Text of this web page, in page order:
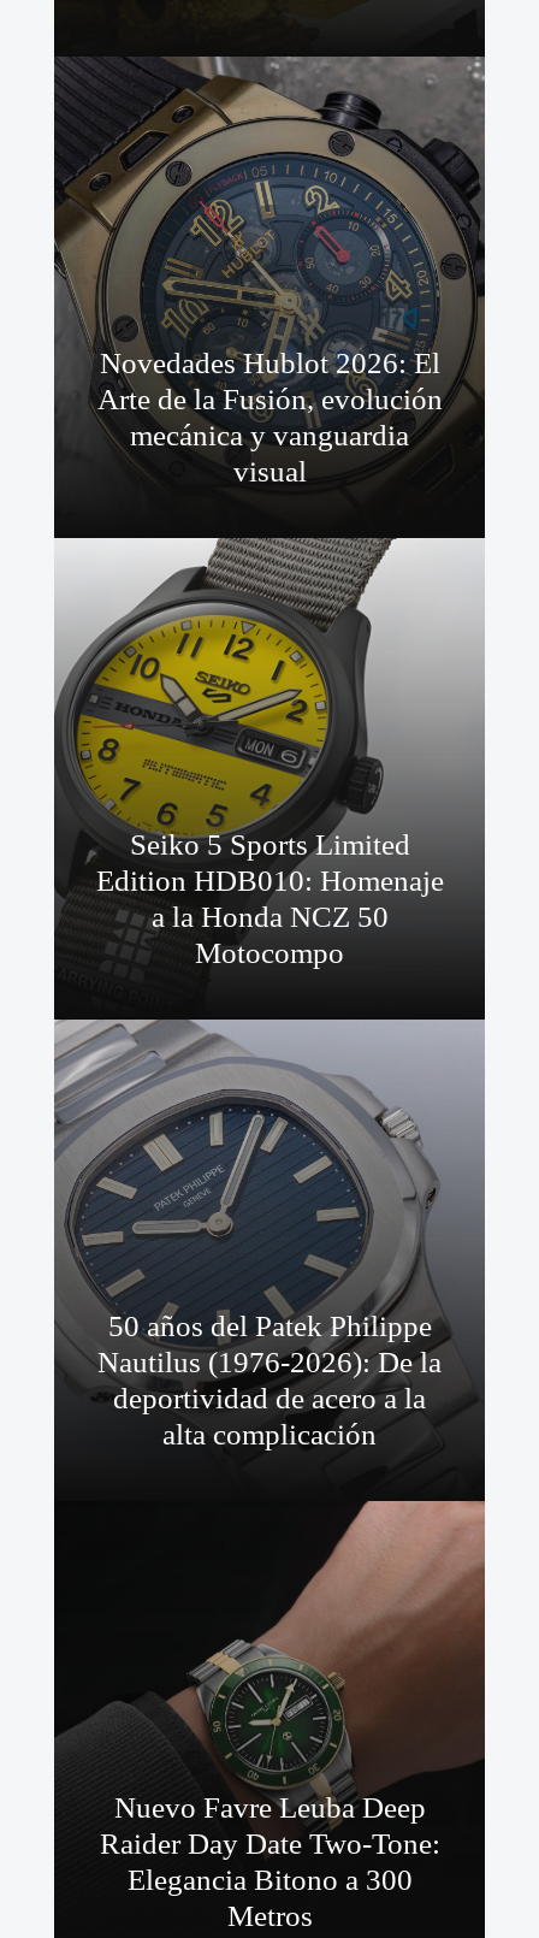
Novedades Hublot 2026: El
Arte de la Fusión, evolución
mecánica y vanguardia
visual
Seiko 5 Sports Limited
Edition HDB010: Homenaje
a la Honda NCZ 50
Motocompo
50 años del Patek Philippe
Nautilus (1976-2026): De la
deportividad de acero a la
alta complicación
Nuevo Favre Leuba Deep
Raider Day Date Two-Tone:
Elegancia Bitono a 300
Metros